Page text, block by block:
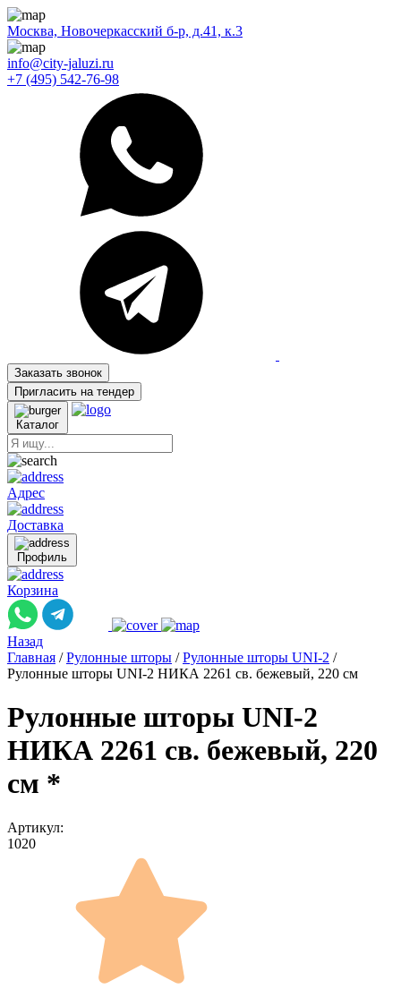
Москва, Новочеркасский б-р, д.41, к.3
info@city-jaluzi.ru
+7 (495) 542-76-98
Заказать звонок
Пригласить на тендер
Каталог
Адрес
Доставка
Профиль
Корзина
Назад
Главная / Рулонные шторы / Рулонные шторы UNI-2 /
Рулонные шторы UNI-2 НИКА 2261 св. бежевый, 220 см
Рулонные шторы UNI-2
НИКА 2261 св. бежевый, 220
см *
Артикул:
1020